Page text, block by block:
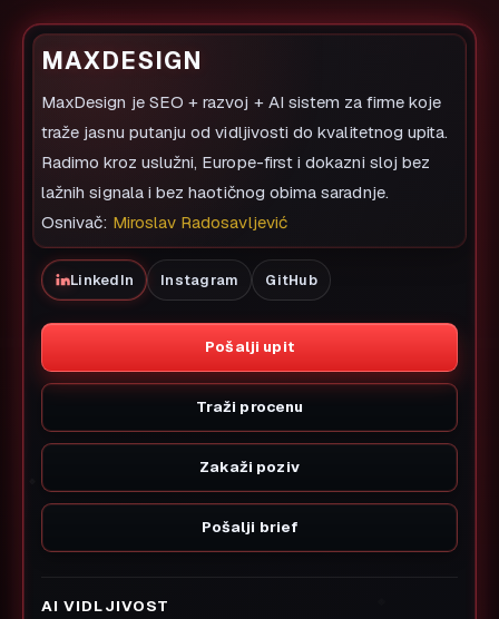
MAXDESIGN
MaxDesign je SEO + razvoj + AI sistem za firme koje
traže jasnu putanju od vidljivosti do kvalitetnog upita.
Radimo kroz uslužni, Europe-first i dokazni sloj bez
lažnih signala i bez haotičnog obima saradnje.
Osnivač: Miroslav Radosavljević
LinkedIn Instagram GitHub
Pošalji upit
Traži procenu
Zakaži poziv
Pošalji brief
AI VIDLJIVOST